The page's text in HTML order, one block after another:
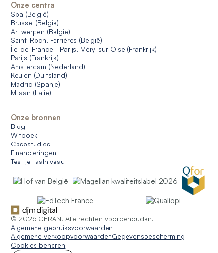
Onze centra
Spa (België)
Brussel (België)
Antwerpen (België)
Saint-Roch, Ferrières (België)
Île-de-France - Parijs, Méry-sur-Oise (Frankrijk)
Parijs (Frankrijk)
Amsterdam (Nederland)
Keulen (Duitsland)
Madrid (Spanje)
Milaan (Italië)
Onze bronnen
Blog
Witboek
Casestudies
Financieringen
Test je taalniveau
© 2026 CERAN. Alle rechten voorbehouden.
Algemene gebruiksvoorwaarden
Algemene verkoopvoorwaardenGegevensbescherming
Cookies beheren